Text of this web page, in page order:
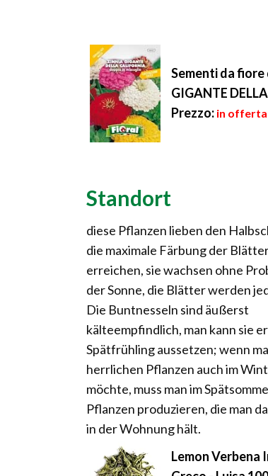
Sementi da
GIGANTE
Prezzo: in offerta
Standort
diese Pflanzen lieben den
die maximale Färbung der
erreichen, sie wachsen ohne
der Sonne, die Blätter werden
Die Buntnesseln sind äußerst
kälteempfindlich, man kann sie
Spätfrühling aussetzen; wenn
herrlichen Pflanzen auch im
möchte, muss man im
Pflanzen produzieren, die man
in der Wohnung hält.
Lemon Verbena